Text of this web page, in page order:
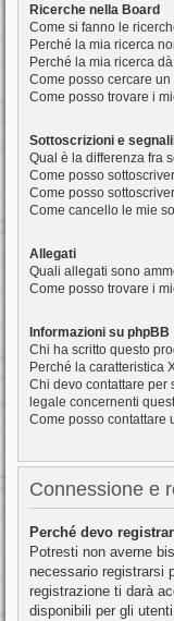
Ricerche nella Board
Come si fanno le
Perché la mia ricerca
Perché la mia ricerca
Come posso cercare un
Come posso trovare i
Sottoscrizioni e
Qual è la differenza fra
Come posso
Come posso
Come cancello le mie
Allegati
Quali allegati sono
Come posso trovare i
Informazioni su phpBB
Chi ha scritto questo
Perché la caratteristica
Chi devo contattare per
legale concernenti
Come posso contattare
Connessione e
Perché devo
Potresti non averne
necessario registrarsi
registrazione ti darà
disponibili per gli